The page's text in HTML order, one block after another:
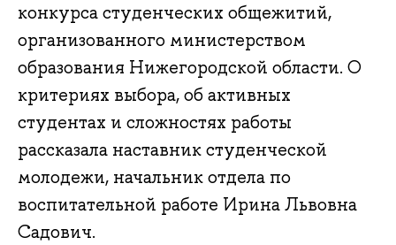
конкурса студенческих общежитий,
организованного министерством
образования Нижегородской области. О
критериях выбора, об активных
студентах и сложностях работы
рассказала наставник студенческой
молодежи, начальник отдела по
воспитательной работе Ирина Львовна
Садович.